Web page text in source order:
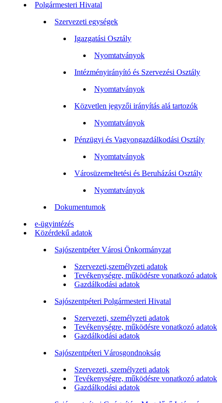
Polgármesteri Hivatal
Szervezeti egységek
Igazgatási Osztály
Nyomtatványok
Intézményirányító és Szervezési Osztály
Nyomtatványok
Közvetlen jegyzői irányítás alá tartozók
Nyomtatványok
Pénzügyi és Vagyongazdálkodási Osztály
Nyomtatványok
Városüzemeltetési és Beruházási Osztály
Nyomtatványok
Dokumentumok
e-ügyintézés
Közérdekű adatok
Sajószentpéter Városi Önkormányzat
Szervezeti,személyzeti adatok
Tevékenységre, működésre vonatkozó adatok
Gazdálkodási adatok
Sajószentpéteri Polgármesteri Hivatal
Szervezeti, személyzeti adatok
Tevékenységre, működésre vonatkozó adatok
Gazdálkodási adatok
Sajószentpéteri Városgondnokság
Szervezeti, személyzeti adatok
Tevékenységre, működésre vonatkozó adatok
Gazdálkodási adatok